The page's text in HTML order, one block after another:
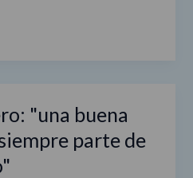
"una buena
parte de